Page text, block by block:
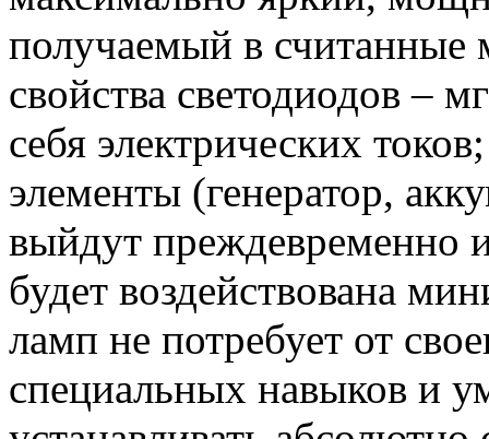
получаемый в считанные
свойства светодиодов –
себя электрических
элементы (генератор,
выйдут преждевременно
будет воздействована
ламп не потребует от
специальных навыков и